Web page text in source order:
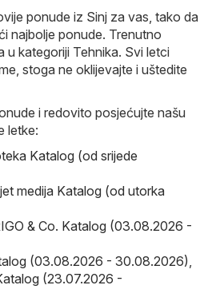
ponude iz Sinj za vas, tako da
najbolje ponude. Trenutno
kategoriji Tehnika. Svi letci
stoga ne oklijevajte i uštedite
i redovito posjećujte našu
letke:
Katalog (od srijede
medija Katalog (od utorka
& Co. Katalog (03.08.2026 -
(03.08.2026 - 30.08.2026)
(23.07.2026 -